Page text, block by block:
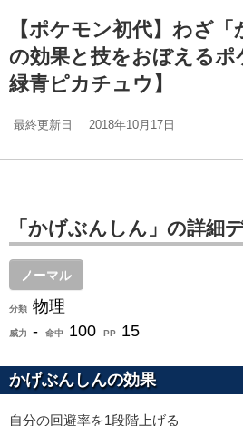
【ポケモン初代】わざ「
の効果と技をおぼえるポ
緑青ピカチュウ】
最終更新日 2018年10月17日
「かげぶんしん」の詳細
ノーマル
分類 物理
威力 - 命中 100 PP 15
かげぶんしんの効果
自分の回避率を1段階上げる